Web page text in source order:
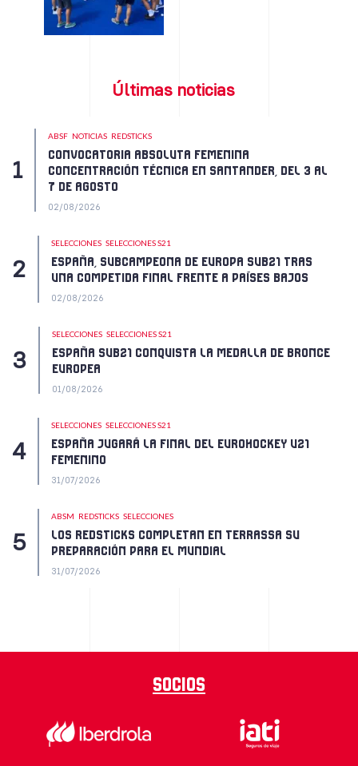
Últimas noticias
ABSF NOTICIAS REDSTICKS
CONVOCATORIA ABSOLUTA FEMENINA
CONCENTRACIÓN TÉCNICA EN SANTANDER, DEL 3 AL
7 DE AGOSTO
02/08/2026
SELECCIONES SELECCIONES S21
ESPAÑA, SUBCAMPEONA DE EUROPA SUB21 TRAS
UNA COMPETIDA FINAL FRENTE A PAÍSES BAJOS
02/08/2026
SELECCIONES SELECCIONES S21
ESPAÑA SUB21 CONQUISTA LA MEDALLA DE BRONCE
EUROPEA
01/08/2026
SELECCIONES SELECCIONES S21
ESPAÑA JUGARÁ LA FINAL DEL EUROHOCKEY U21
FEMENINO
31/07/2026
ABSM REDSTICKS SELECCIONES
LOS REDSTICKS COMPLETAN EN TERRASSA SU
PREPARACIÓN PARA EL MUNDIAL
31/07/2026
Socios